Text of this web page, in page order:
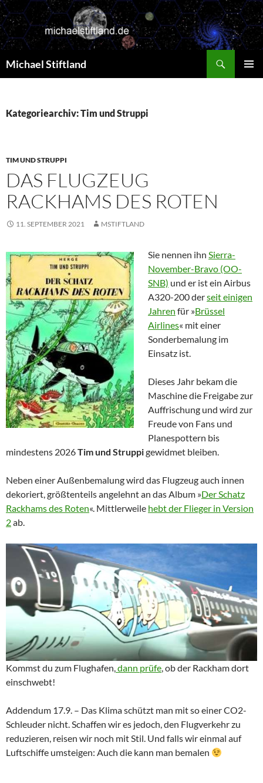
Zum
Inhalt
springen
Michael Stiftland
Kategoriearchiv: Tim und Struppi
TIM UND STRUPPI
DAS FLUGZEUG
RACKHAMS DES ROTEN
11. SEPTEMBER 2021 MSTIFTLAND
Sie nennen ihn Sierra-
November-Bravo (OO-
SNB) und er ist ein Airbus
A320-200 derseit einigen
Jahren für »Brüssel
Airlines« mit einer
Sonderbemalung im
Einsatz ist.
Dieses Jahr bekam die
Maschine die Freigabe zur
Auffrischung und wird zur
Freude von Fans und
Planespottern bis
mindestens 2026Tim und Struppigewidmet bleiben.
Neben einer Außenbemalung wird das Flugzeug auch innen
dekoriert, größtenteils angelehnt an das Album »Der Schatz
Rackhams des Roten«. Mittlerweile hebt der Flieger in Version
2ab.
Kommst du zum Flughafen,dann prüfe, ob der Rackham dort
einschwebt!
Addendum 17.9. – Das Klima schützt man mit so einer CO2-
Schleuder nicht. Schaffen wir es jedoch, den Flugverkehr zu
reduzieren, reisen wir noch mit Stil. Und falls wir einmal auf
Luftschiffe umsteigen: Auch die kann man bemalen